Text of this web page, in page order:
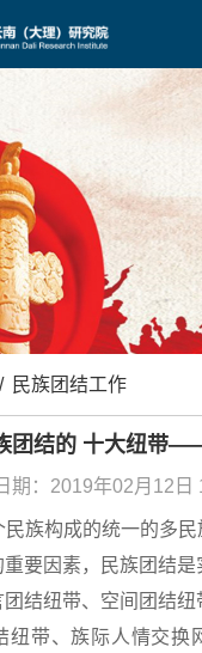
/ 民族团结工作
团结的 十大纽带
期：2019年02月12日
族构成的统一的多
要因素，民族团结
结纽带、空间团结
纽带、族际人情交换